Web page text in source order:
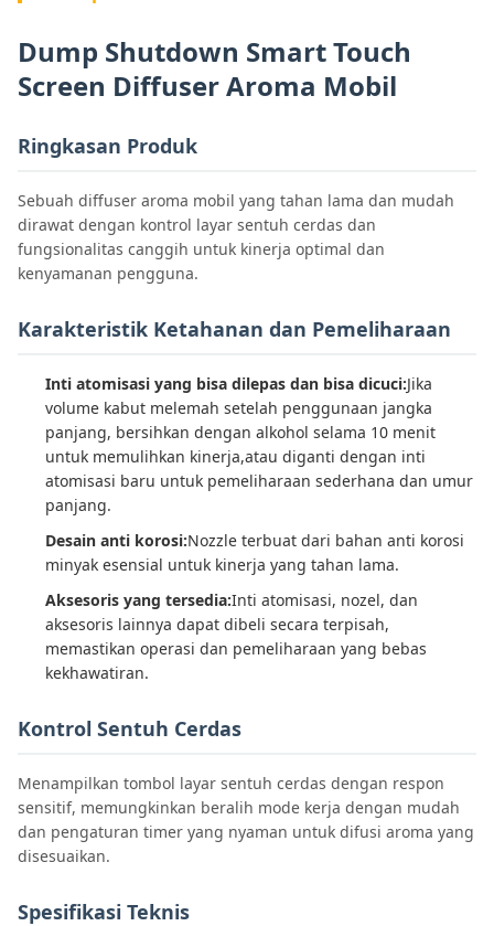
Dump Shutdown Smart Touch
Screen Diffuser Aroma Mobil
Ringkasan Produk
Sebuah diffuser aroma mobil yang tahan lama dan mudah
dirawat dengan kontrol layar sentuh cerdas dan
fungsionalitas canggih untuk kinerja optimal dan
kenyamanan pengguna.
Karakteristik Ketahanan dan Pemeliharaan
Inti atomisasi yang bisa dilepas dan bisa dicuci:Jika
volume kabut melemah setelah penggunaan jangka
panjang, bersihkan dengan alkohol selama 10 menit
untuk memulihkan kinerja,atau diganti dengan inti
atomisasi baru untuk pemeliharaan sederhana dan umur
panjang.
Desain anti korosi:Nozzle terbuat dari bahan anti korosi
minyak esensial untuk kinerja yang tahan lama.
Aksesoris yang tersedia:Inti atomisasi, nozel, dan
aksesoris lainnya dapat dibeli secara terpisah,
memastikan operasi dan pemeliharaan yang bebas
kekhawatiran.
Kontrol Sentuh Cerdas
Menampilkan tombol layar sentuh cerdas dengan respon
sensitif, memungkinkan beralih mode kerja dengan mudah
dan pengaturan timer yang nyaman untuk difusi aroma yang
disesuaikan.
Spesifikasi Teknis